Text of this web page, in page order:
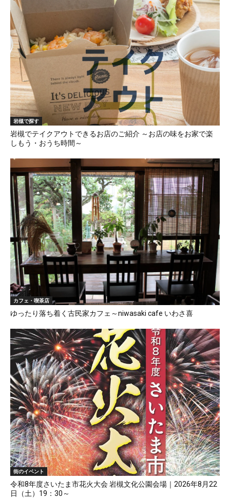
岩槻で探す
岩槻でテイクアウトできるお店のご紹介 ～お店の味をお家で楽
しもう・おうち時間～
カフェ・喫茶店
ゆったり落ち着く古民家カフェ～niwasaki cafe いわさ喜
街のイベント
令和8年度さいたま市花火大会 岩槻文化公園会場｜2026年8月22
日（土）19：30～